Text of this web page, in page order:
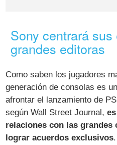
Sony centrará
grandes editoras
Como saben los jugadores
generación de consolas es
afrontar el lanzamiento de
según Wall Street Journal,
relaciones con las grandes
lograr acuerdos exclusivos